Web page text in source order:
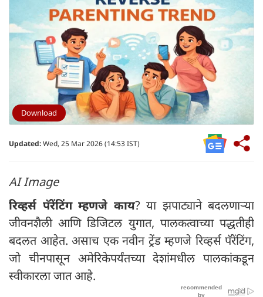
Download
Updated:Wed, 25 Mar 2026 (14:53 IST)
AI Image
रिव्हर्स पॅरेंटिंग म्हणजे काय? या झपाट्याने बदलणाऱ्या
जीवनशैली आणि डिजिटल युगात, पालकत्वाच्या पद्धतीही
बदलत आहेत. असाच एक नवीन ट्रेंड म्हणजे रिव्हर्स पॅरेंटिंग,
जो चीनपासून अमेरिकेपर्यंतच्या देशांमधील पालकांकडून
स्वीकारला जात आहे.